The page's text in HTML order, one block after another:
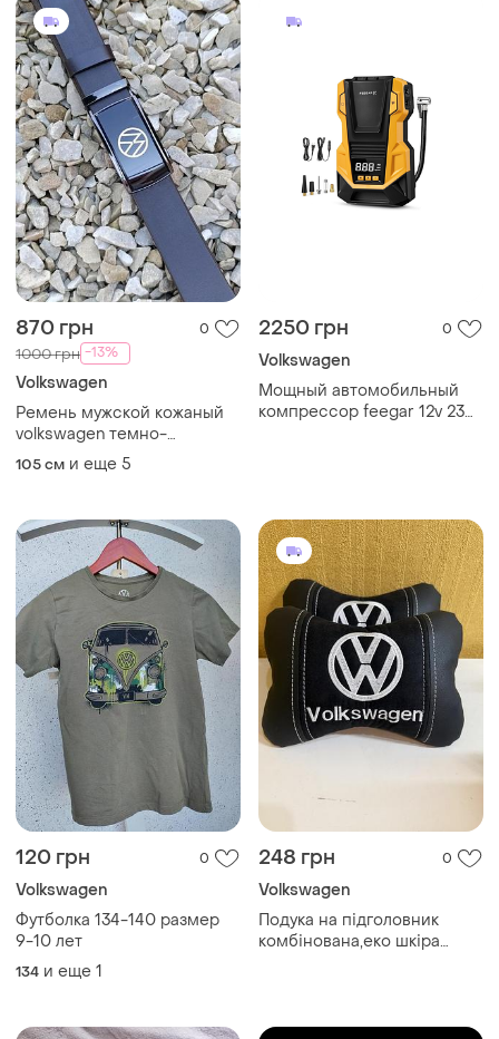
870 грн 0
1000 грн -13%
Volkswagen
Ремень мужской кожаный
volkswagen темно-
коричневый с пояжкой
105 см и еще 5
2250 грн 0
Volkswagen
Мощный автомобильный
компрессор feegar 12v 230v
120 грн 0
Volkswagen
Футболка 134-140 размер
9-10 лет
134 и еще 1
248 грн 0
Volkswagen
Подука на підголовник
комбінована,еко шкіра
логотипом фольксваген.